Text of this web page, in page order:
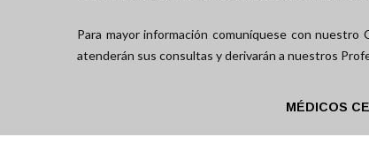
Para mayor información comuníquese con nuestro
atenderán sus consultas y derivarán a nuestros
MÉDICOS